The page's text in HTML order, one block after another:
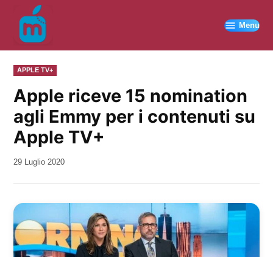
contenuto
Menu
PUBBLICATO
IN
APPLE TV+
Apple riceve 15 nomination
agli Emmy per i contenuti su
Apple TV+
da
29 Luglio 2020